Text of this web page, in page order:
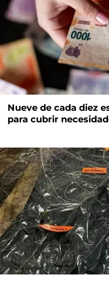
Nueve de cada diez
para cubrir